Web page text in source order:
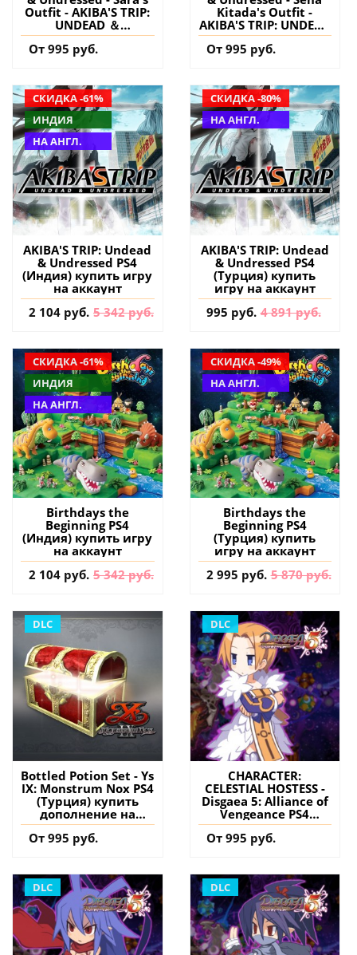
Outfit - AKIBA'S TRIP:
UNDEAD ＆
UNDRESSED PS4
(Турция) купить
От 995 руб.
Kitada's Outfit -
AKIBA'S TRIP: UNDEAD
＆ UNDRESSED PS4
(Турция) купить
От 995 руб.
СКИДКА -61%
ИНДИЯ
НА АНГЛ.
AKIBA'S TRIP: Undead
& Undressed PS4
(Индия) купить игру
на аккаунт
2 104 руб. 5 342 руб.
СКИДКА -80%
НА АНГЛ.
AKIBA'S TRIP: Undead
& Undressed PS4
(Турция) купить
игру на аккаунт
995 руб. 4 891 руб.
СКИДКА -61%
ИНДИЯ
НА АНГЛ.
Birthdays the
Beginning PS4
(Индия) купить игру
на аккаунт
2 104 руб. 5 342 руб.
СКИДКА -49%
НА АНГЛ.
Birthdays the
Beginning PS4
(Турция) купить
игру на аккаунт
2 995 руб. 5 870 руб.
DLC
Bottled Potion Set - Ys
IX: Monstrum Nox PS4
(Турция) купить
дополнение на
аккаунт
От 995 руб.
DLC
CHARACTER:
CELESTIAL HOSTESS -
Disgaea 5: Alliance of
Vengeance PS4
(Турция) купить
дополнение на
От 995 руб.
DLC DLC